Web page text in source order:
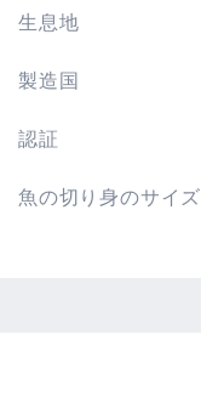
生息地
製造国
認証
魚の切り身のサイズ